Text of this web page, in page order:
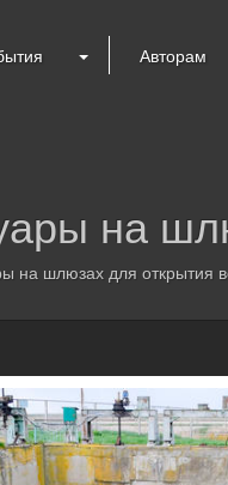
Авторам
на
на шлюзах для открытия